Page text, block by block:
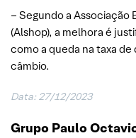
– Segundo a Associação
(Alshop), a melhora é
como a queda na taxa
câmbio.
Data: 27/12/2023
Grupo Paulo